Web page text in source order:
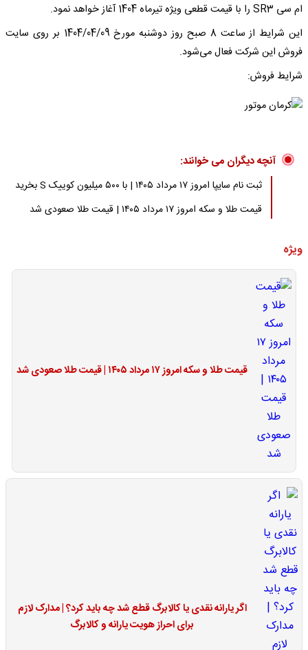
ام سی SR3 را با قیمت قطعی ویژه تیرماه 1404 آغاز خواهد نمود.
این شرایط از ساعت 8 صبح روز دوشنبه مورخ 1404/04/09 بر روی سایت
فروش این شرکت فعال می‌شود.
شرایط فروش:
آنچه دیگران می خوانند:
ثبت نام سایپا امروز ۱۷ مرداد ۱۴۰۵ | با ۵۰۰ میلیون کوییک S بخرید
قیمت طلا و سکه امروز ۱۷ مرداد ۱۴۰۵ | قیمت طلا صعودی شد
ویژه
قیمت طلا و سکه امروز ۱۷ مرداد ۱۴۰۵ | قیمت طلا صعودی شد
اگر یارانه نقدی یا کالابرگ قطع شد چه باید کرد؟ | مدارک لازم
برای احراز هویت یارانه و کالابرگ